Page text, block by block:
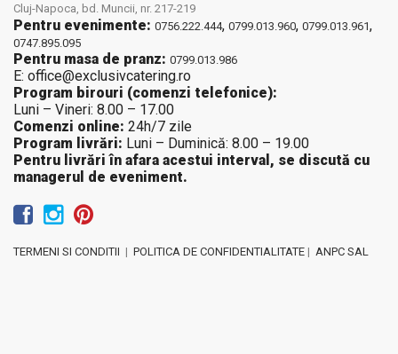
Cluj-Napoca, bd. Muncii, nr. 217-219
Pentru evenimente: 0756.222.444, 0799.013.960, 0799.013.961,
0747.895.095
Pentru masa de pranz: 0799.013.986
E: office@exclusivcatering.ro
Program birouri (comenzi telefonice):
Luni – Vineri: 8.00 – 17.00
Comenzi online: 24h/7 zile
Program livrări: Luni – Duminică: 8.00 – 19.00
Pentru livrări în afara acestui interval, se discută cu
managerul de eveniment.
TERMENI SI CONDITII | POLITICA DE CONFIDENTIALITATE | ANPC SAL